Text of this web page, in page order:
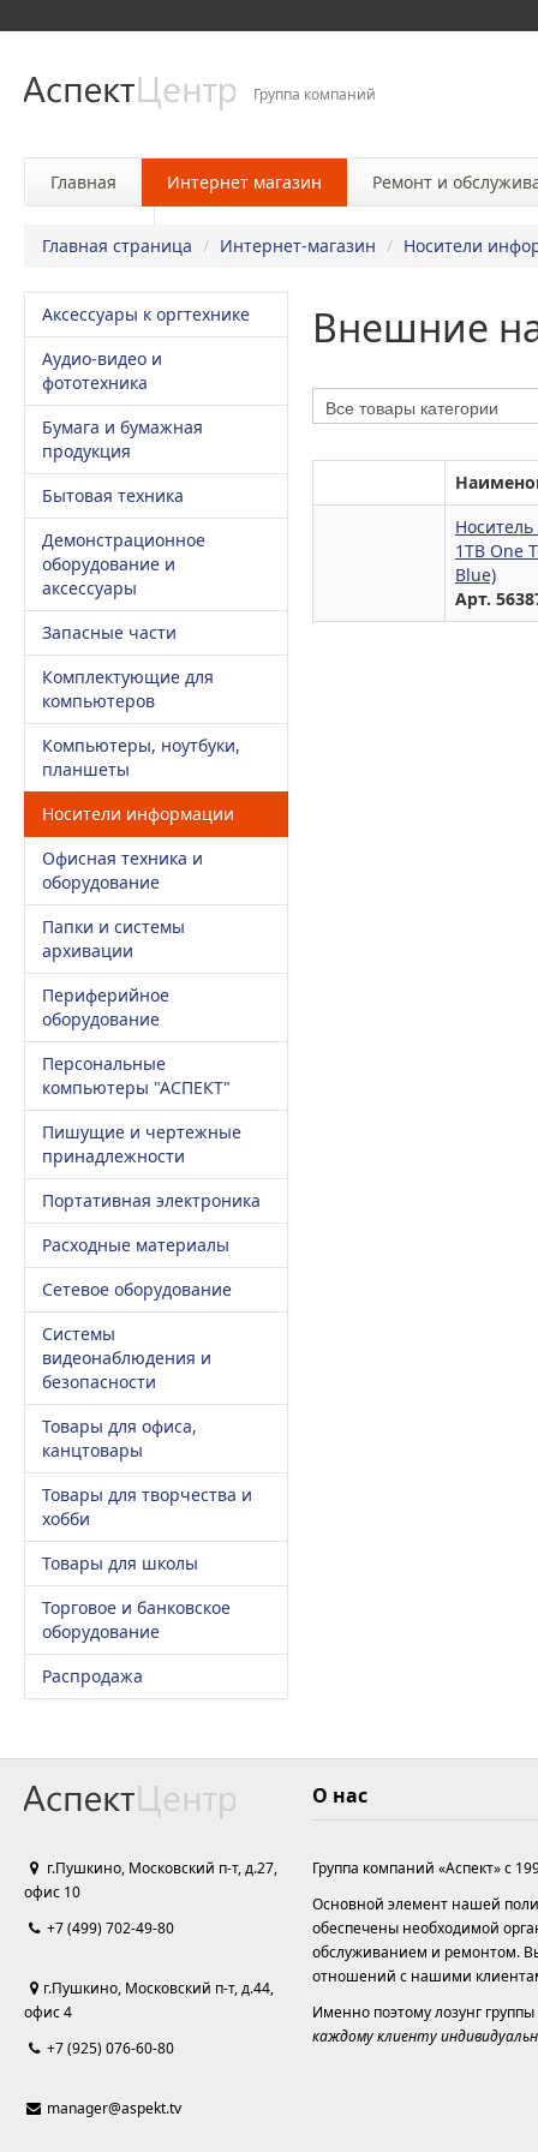
Группа компаний
Главная Интернет магазин Ремонт и
Главная страница / Интернет-магазин / Носители
Аксессуары к оргтехнике
Аудио-видео и
фототехника
Бумага и бумажная
продукция
Бытовая техника
Демонстрационное
оборудование и
аксессуары
Запасные части
Комплектующие для
компьютеров
Компьютеры, ноутбуки,
планшеты
Носители информации
Офисная техника и
оборудование
Папки и системы
архивации
Периферийное
оборудование
Персональные
компьютеры "АСПЕКТ"
Пишущие и чертежные
принадлежности
Портативная электроника
Расходные материалы
Сетевое оборудование
Системы
видеонаблюдения и
безопасности
Товары для офиса,
канцтовары
Товары для творчества и
хобби
Товары для школы
Торговое и банковское
оборудование
Распродажа
Внешние
1TB One
Blue)
Арт.
г.Пушкино, Московский п-т, д.27,
офис 10
+7 (499) 702-49-80
г.Пушкино, Московский п-т, д.44,
офис 4
+7 (925) 076-60-80
manager@aspekt.tv
О нас
Группа компаний «Аспект» с
Основной элемент нашей
обеспечены необходимой
обслуживанием и ремонтом.
отношений с нашими
Именно поэтому лозунг
каждому клиенту